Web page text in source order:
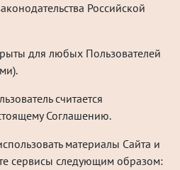
Российской
для любых Пользователей
считается
Соглашению.
материалы Сайта и
сервисы следующим образом: